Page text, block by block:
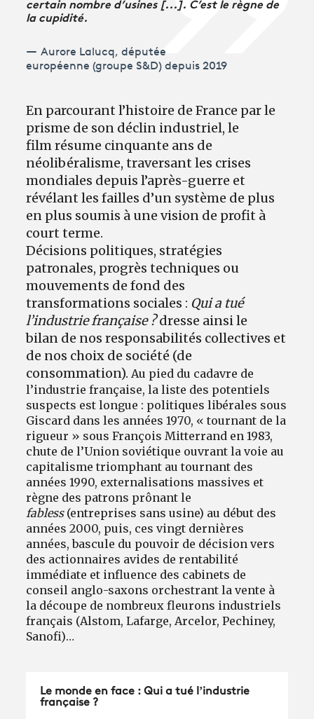
la cupidité.
Aurore Lalucq, députée
européenne (groupe S&D) depuis 2019
En parcourant l’histoire de France par le
prisme de son déclin industriel, le
film résume cinquante ans de
néolibéralisme, traversant les crises
mondiales depuis l’après-guerre et
révélant les failles d’un système de plus
en plus soumis à une vision de profit à
court terme.
Décisions politiques, stratégies
patronales, progrès techniques ou
mouvements de fond des
transformations sociales : Qui a tué
l’industrie française ?dresse ainsi le
bilan de nos responsabilités collectives et
de nos choix de société (de
consommation). Au pied du cadavre de
l’industrie française, la liste des potentiels
suspects est longue : politiques libérales sous
Giscard dans les années 1970, « tournant de la
rigueur » sous François Mitterrand en 1983,
chute de l’Union soviétique ouvrant la voie au
capitalisme triomphant au tournant des
années 1990, externalisations massives et
règne des patrons prônant le
fabless(entreprises sans usine) au début des
années 2000, puis, ces vingt dernières
années, bascule du pouvoir de décision vers
des actionnaires avides de rentabilité
immédiate et influence des cabinets de
conseil anglo-saxons orchestrant la vente à
la découpe de nombreux fleurons industriels
français (Alstom, Lafarge, Arcelor, Pechiney,
Sanofi)…
Le monde en face : Qui a tué l’industrie
française ?